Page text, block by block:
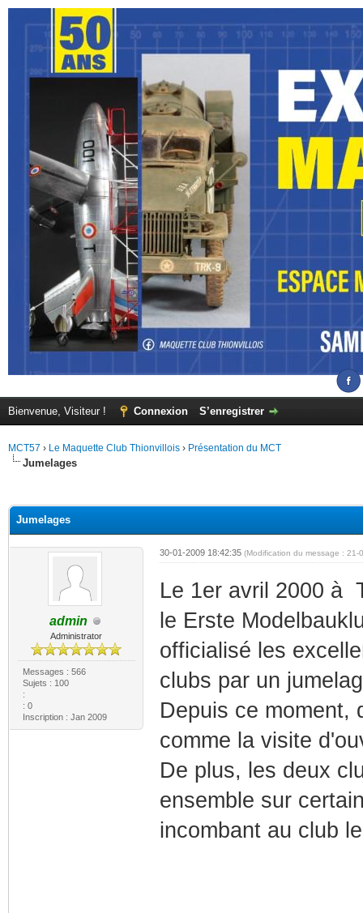
Bienvenue, Visiteur ! Connexion S’enregistrer
MCT57 › Le Maquette Club Thionvillois › Présentation du MCT
Jumelages
Jumelages
admin
Administrator
Messages : 566
Sujets : 100
:
: 0
Inscription : Jan 2009
30-01-2009 18:42:35 (Modification du message :
Le 1er avril 2000 à
le Erste
officialisé les
clubs par un
Depuis ce moment,
comme la visite
De plus, les deux
ensemble sur
incombant au club